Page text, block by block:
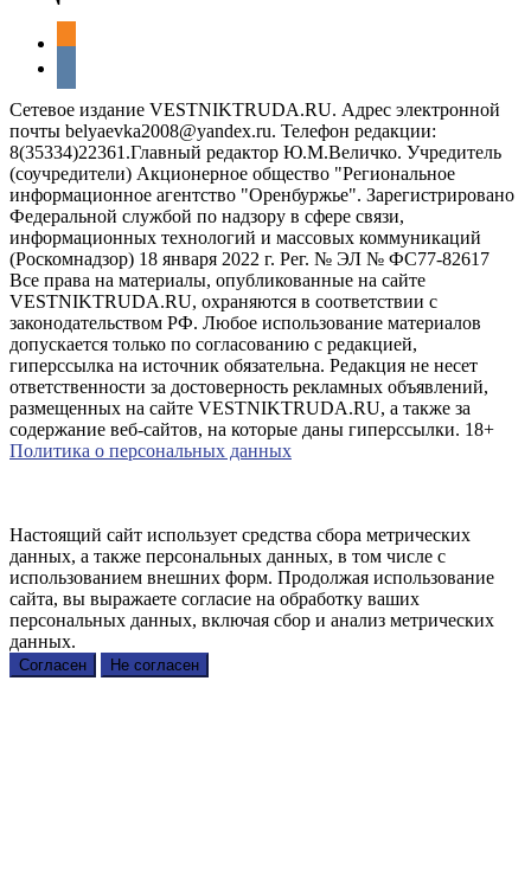
Сетевое издание VESTNIKTRUDA.RU. Адрес электронной
почты belyaevka2008@yandex.ru. Телефон редакции:
8(35334)22361.Главный редактор Ю.М.Величко. Учредитель
(соучредители) Акционерное общество "Региональное
информационное агентство "Оренбуржье". Зарегистрировано
Федеральной службой по надзору в сфере связи,
информационных технологий и массовых коммуникаций
(Роскомнадзор) 18 января 2022 г. Рег. № ЭЛ № ФС77-82617
Все права на материалы, опубликованные на сайте
VESTNIKTRUDA.RU, охраняются в соответствии с
законодательством РФ. Любое использование материалов
допускается только по согласованию с редакцией,
гиперссылка на источник обязательна. Редакция не несет
ответственности за достоверность рекламных объявлений,
размещенных на сайте VESTNIKTRUDA.RU, а также за
содержание веб-сайтов, на которые даны гиперссылки. 18+
Политика о персональных данных
Настоящий сайт использует средства сбора метрических
данных, а также персональных данных, в том числе с
использованием внешних форм. Продолжая использование
сайта, вы выражаете согласие на обработку ваших
персональных данных, включая сбор и анализ метрических
данных.
Согласен Не согласен